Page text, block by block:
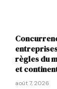
règles du
et
août 7, 2026